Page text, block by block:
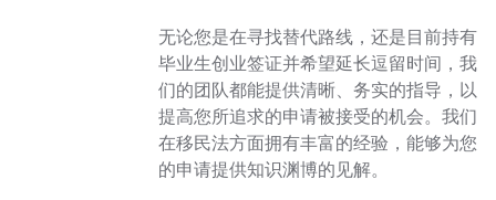
无论您是在寻找替代路线，还是目前持有
毕业生创业签证并希望延长逗留时间，我
们的团队都能提供清晰、务实的指导，以
提高您所追求的申请被接受的机会。我们
在移民法方面拥有丰富的经验，能够为您
的申请提供知识渊博的见解。